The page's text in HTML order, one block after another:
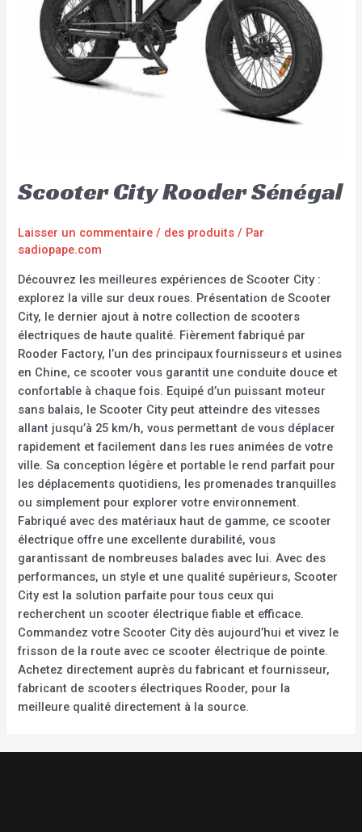
Scooter City Rooder Sénégal
Laisser un commentaire / des produits / Par
sadiopape.com
Découvrez les meilleures expériences de Scooter City :
explorez la ville sur deux roues. Présentation de Scooter
City, le dernier ajout à notre collection de scooters
électriques de haute qualité. Fièrement fabriqué par
Rooder Factory, l’un des principaux fournisseurs et usines
en Chine, ce scooter vous garantit une conduite douce et
confortable à chaque fois. Equipé d’un puissant moteur
sans balais, le Scooter City peut atteindre des vitesses
allant jusqu’à 25 km/h, vous permettant de vous déplacer
rapidement et facilement dans les rues animées de votre
ville. Sa conception légère et portable le rend parfait pour
les déplacements quotidiens, les promenades tranquilles
ou simplement pour explorer votre environnement.
Fabriqué avec des matériaux haut de gamme, ce scooter
électrique offre une excellente durabilité, vous
garantissant de nombreuses balades avec lui. Avec des
performances, un style et une qualité supérieurs, Scooter
City est la solution parfaite pour tous ceux qui
recherchent un scooter électrique fiable et efficace.
Commandez votre Scooter City dès aujourd’hui et vivez le
frisson de la route avec ce scooter électrique de pointe.
Achetez directement auprès du fabricant et fournisseur,
fabricant de scooters électriques Rooder, pour la
meilleure qualité directement à la source.